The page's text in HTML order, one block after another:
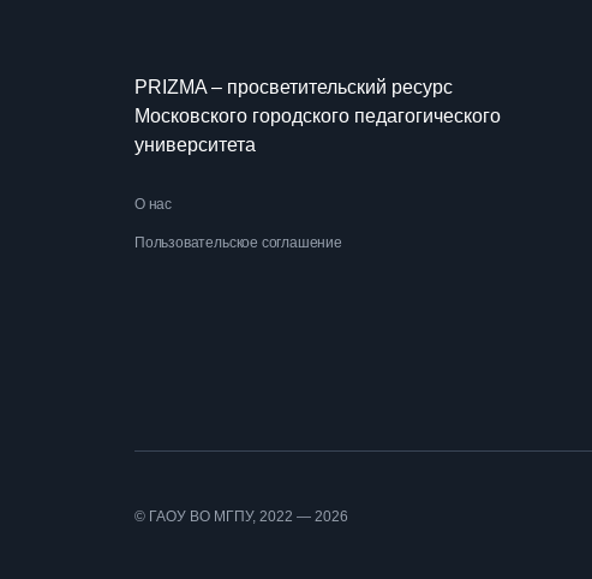
PRIZMA – просветительский ресурс
Московского городского педагогического
университета
О нас
Пользовательское соглашение
© ГАОУ ВО МГПУ, 2022 — 2026